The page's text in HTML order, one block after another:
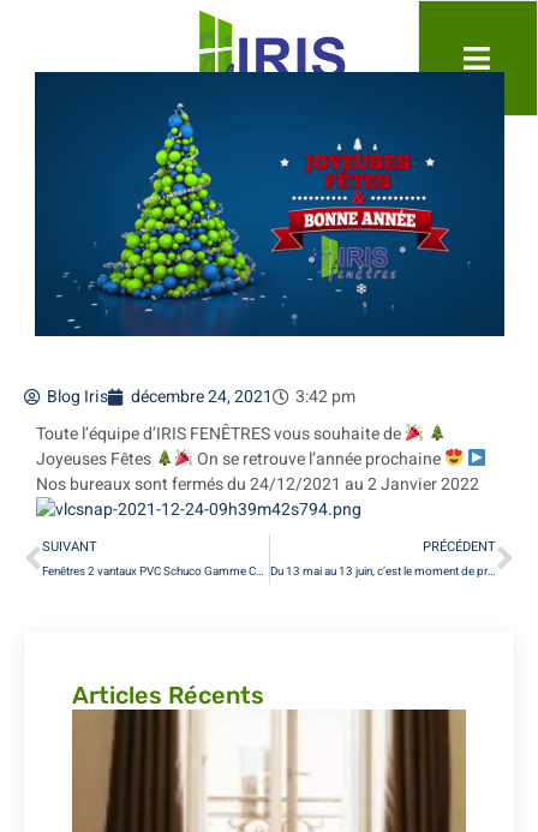
Blog Iris décembre 24, 2021
3:42 pm
Toute l’équipe d’IRIS FENÊTRES vous souhaite de
Joyeuses Fêtes
On se retrouve l’année prochaine
Nos bureaux sont fermés du 24/12/2021 au 2 Janvier 2022
SUIVANT
Fenêtres 2 vantaux PVC Schuco Gamme CORONA 70
PRÉCÉDENT
Du 13 mai au 13 juin, c’est le moment de profiter de l’offre spéciale de -25% sur tous les volets roulants
Articles Récents